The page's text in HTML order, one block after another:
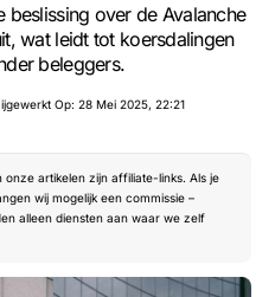
beslissing over de Avalanche
wat leidt tot koersdalingen
beleggers.
Op: 28 Mei 2025, 22:21
onze artikelen zijn affiliate-links. Als je
wij mogelijk een commissie –
alleen diensten aan waar we zelf